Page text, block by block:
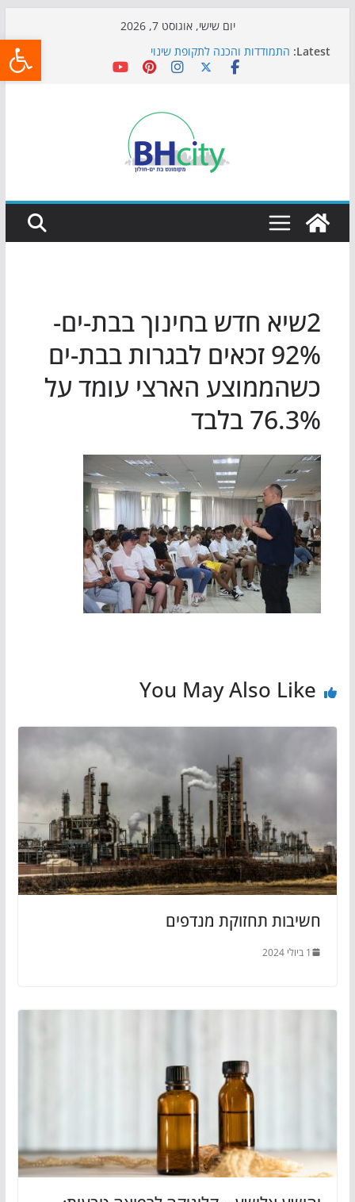
יום שישי, אוגוסט 7, 2026
Latest: התמודדות והכנה לתקופת שינוי
אי ההרפתקאות ממשיך לכבוש את הגינות: מאות משפחות
כדורגל באווירה מיוחדת: הקרנת גמר המונדיאל בטרמינל
הקיץ של בני הנוער בבת־ים: חוף הריביירה הופך למרחב
בטוח בשעות הערב
2שיא חדש בחינוך בבת-ים-
92% זכאים לבגרות בבת-ים
כשהממוצע הארצי עומד על
76.3% בלבד
You May Also Like
חשיבות תחזוקת מנדפים
1 ביולי 2024